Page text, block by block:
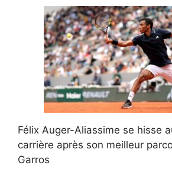
Félix Auger-Aliassime se hisse
carrière après son meilleur
Garros